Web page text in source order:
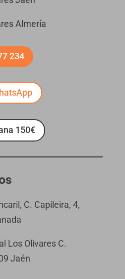
Almería
234
150€
C. Capileira, 4,
Los Olivares C.
Jaén